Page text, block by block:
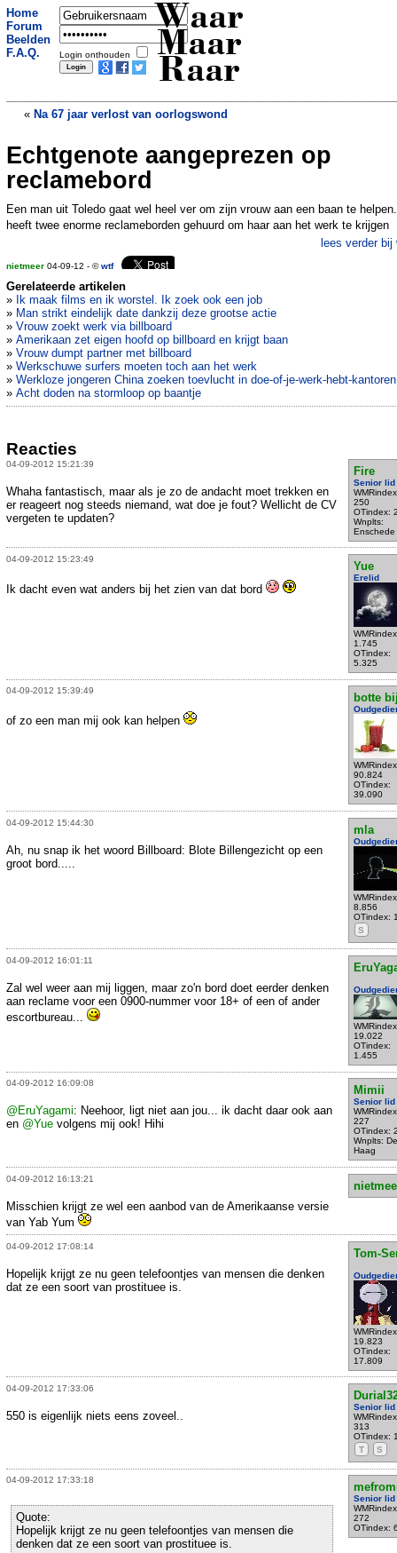
Home
Forum
Beelden
F.A.Q.
Login onthouden
Waar
Maar
Raar
« Na 67 jaar verlost van oorlogswond
Wereldrecord roodharigen op een plek
verbroken»
Echtgenote aangeprezen op
reclamebord
Een man uit Toledo gaat wel heel ver om zijn vrouw aan een baan te
heeft twee enorme reclameborden gehuurd om haar aan het werk te krijgen
lees verder bij
nietmeer 04-09-12 - ©wtf
Gerelateerde artikelen
»
Ik maak films en ik worstel. Ik zoek ook een job
» Man strikt eindelijk date dankzij deze grootse actie
» Vrouw zoekt werk via billboard
» Amerikaan zet eigen hoofd op billboard en krijgt baan
» Vrouw dumpt partner met billboard
» Werkschuwe surfers moeten toch aan het werk
» Werkloze jongeren China zoeken toevlucht in doe-of-je-werk-hebt-kantoren
» Acht doden na stormloop op baantje
Reacties
04-09-2012 15:21:39
Fire
Senior lid
250
OTindex:
Wnplts:
Enschede
Whaha fantastisch, maar als je zo de andacht moet trekken en
er reageert nog steeds niemand, wat doe je fout? Wellicht de CV
vergeten te updaten?
04-09-2012 15:23:49
Yue
Erelid
1.745
OTindex:
5.325
Ik dacht even wat anders bij het zien van dat bord
04-09-2012 15:39:49
botte
90.824
OTindex:
39.090
of zo een man mij ook kan helpen
04-09-2012 15:44:30
mla
8.856
OTindex:
S
Ah, nu snap ik het woord Billboard: Blote Billengezicht op een
groot bord.....
04-09-2012 16:01:11
19.022
OTindex:
1.455
Zal wel weer aan mij liggen, maar zo'n bord doet eerder denken
aan reclame voor een 0900-nummer voor 18+ of een of ander
escortbureau...
04-09-2012 16:09:08
Mimii
Senior lid
227
OTindex:
Wnplts:
Haag
@EruYagami: Neehoor, ligt niet aan jou... ik dacht daar ook aan
en @Yue volgens mij ook! Hihi
04-09-2012 16:13:21
Misschien krijgt ze wel een aanbod van de Amerikaanse versie
van Yab Yum
04-09-2012 17:08:14
Tom-
19.823
OTindex:
17.809
Hopelijk krijgt ze nu geen telefoontjes van mensen die denken
dat ze een soort van prostituee is.
04-09-2012 17:33:06
Senior lid
313
OTindex:
T
S
550 is eigenlijk niets eens zoveel..
04-09-2012 17:33:18
Senior lid
272
OTindex:
Quote:
Hopelijk krijgt ze nu geen telefoontjes van mensen die
denken dat ze een soort van prostituee is.